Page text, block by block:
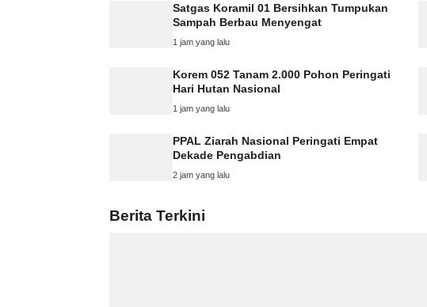
Satgas Koramil 01 Bersihkan Tumpukan
Sampah Berbau Menyengat
1 jam yang lalu
Korem 052 Tanam 2.000 Pohon Peringati
Hari Hutan Nasional
1 jam yang lalu
PPAL Ziarah Nasional Peringati Empat
Dekade Pengabdian
2 jam yang lalu
Berita Terkini